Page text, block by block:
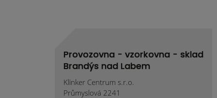
Provozovna - vzorkovna - sklad
Brandýs nad Labem
Klinker Centrum s.r.o.
Průmyslová 2241